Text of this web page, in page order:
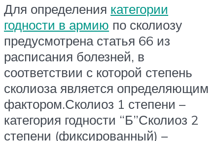
Для определения категории
годности в армию по сколиозу
предусмотрена статья 66 из
расписания болезней, в
соответствии с которой степень
сколиоза является определяющим
фактором.Сколиоз 1 степени –
категория годности “Б”Сколиоз 2
степени (фиксированный) –